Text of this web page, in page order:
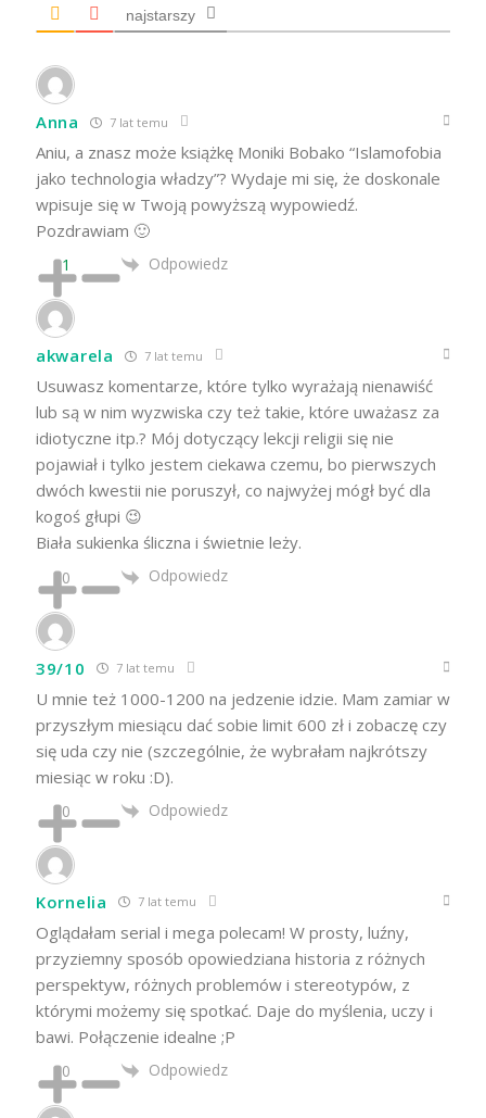
najstarszy
Anna 7 lat temu
Aniu, a znasz może książkę Moniki Bobako “Islamofobia
jako technologia władzy”? Wydaje mi się, że doskonale
wpisuje się w Twoją powyższą wypowiedź.
Pozdrawiam 🙂
1 Odpowiedz
akwarela 7 lat temu
Usuwasz komentarze, które tylko wyrażają nienawiść
lub są w nim wyzwiska czy też takie, które uważasz za
idiotyczne itp.? Mój dotyczący lekcji religii się nie
pojawiał i tylko jestem ciekawa czemu, bo pierwszych
dwóch kwestii nie poruszył, co najwyżej mógł być dla
kogoś głupi 😉
Biała sukienka śliczna i świetnie leży.
0 Odpowiedz
39/10 7 lat temu
U mnie też 1000-1200 na jedzenie idzie. Mam zamiar w
przyszłym miesiącu dać sobie limit 600 zł i zobaczę czy
się uda czy nie (szczególnie, że wybrałam najkrótszy
miesiąc w roku :D).
0 Odpowiedz
Kornelia 7 lat temu
Oglądałam serial i mega polecam! W prosty, luźny,
przyziemny sposób opowiedziana historia z różnych
perspektyw, różnych problemów i stereotypów, z
którymi możemy się spotkać. Daje do myślenia, uczy i
bawi. Połączenie idealne ;P
0 Odpowiedz